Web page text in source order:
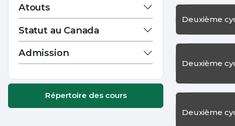
Atouts
Statut au Canada
Admission
Répertoire des cours
Deuxième
Deuxième
Deuxième